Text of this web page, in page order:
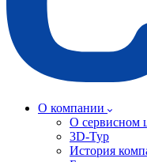
О компании
О сервисном
3D-Тур
История